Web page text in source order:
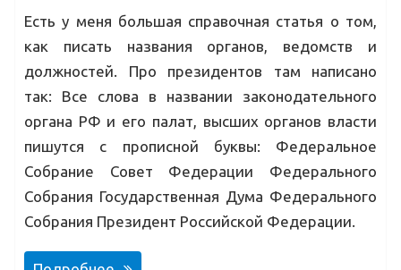
Есть у меня большая справочная статья о том,
как писать названия органов, ведомств и
должностей. Про президентов там написано
так: Все слова в названии законодательного
органа РФ и его палат, высших органов власти
пишутся с прописной буквы: Федеральное
Собрание Совет Федерации Федерального
Собрания Государственная Дума Федерального
Собрания Президент Российской Федерации.